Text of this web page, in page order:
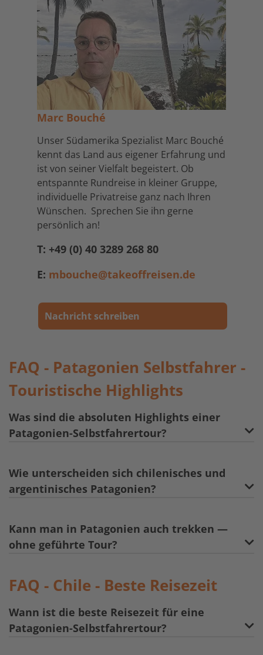
Marc Bouché
Unser Südamerika Spezialist Marc Bouché
kennt das Land aus eigener Erfahrung und
ist von seiner Vielfalt begeistert. Ob
entspannte Rundreise in kleiner Gruppe,
individuelle Privatreise ganz nach Ihren
Wünschen. Sprechen Sie ihn gerne
persönlich an!
T: +49 (0) 40 3289 268 80
E: mbouche@takeoffreisen.de
Nachricht schreiben
FAQ - Patagonien Selbstfahrer -
Touristische Highlights
Was sind die absoluten Highlights einer
Patagonien-Selbstfahrertour?
Wie unterscheiden sich chilenisches und
argentinisches Patagonien?
Kann man in Patagonien auch trekken —
ohne geführte Tour?
FAQ - Chile - Beste Reisezeit
Wann ist die beste Reisezeit für eine
Patagonien-Selbstfahrertour?